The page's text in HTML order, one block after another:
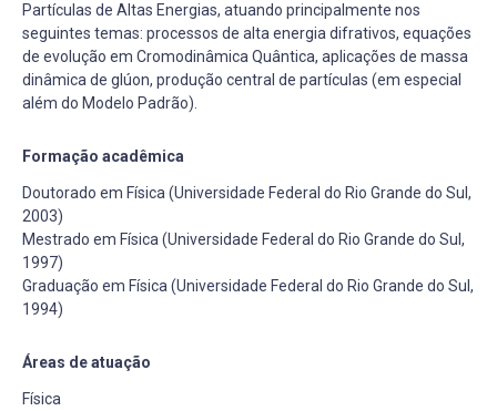
Partículas de Altas Energias, atuando principalmente nos
seguintes temas: processos de alta energia difrativos, equações
de evolução em Cromodinâmica Quântica, aplicações de massa
dinâmica de glúon, produção central de partículas (em especial
além do Modelo Padrão).
Formação acadêmica
Doutorado em Física (Universidade Federal do Rio Grande do Sul,
2003)
Mestrado em Física (Universidade Federal do Rio Grande do Sul,
1997)
Graduação em Física (Universidade Federal do Rio Grande do Sul,
1994)
Áreas de atuação
Física